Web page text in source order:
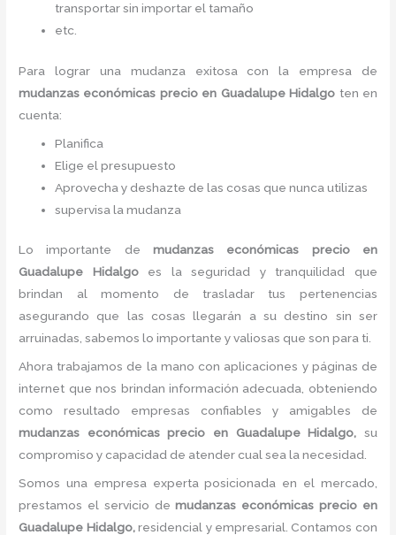
transportar sin importar el tamaño
etc.
Para lograr una mudanza exitosa con la empresa de
mudanzas económicas precioen Guadalupe Hidalgo ten en
cuenta:
Planifica
Elige el presupuesto
Aprovecha y deshazte de las cosas que nunca utilizas
supervisa la mudanza
Lo importante de mudanzas económicas precioen
Guadalupe Hidalgo es la seguridad y tranquilidad que
brindan al momento de trasladar tus pertenencias
asegurando que las cosas llegarán a su destino sin ser
arruinadas, sabemos lo importante y valiosas que son para ti.
Ahora trabajamos de la mano con aplicaciones y páginas de
internet que nos brindan información adecuada, obteniendo
como resultado empresas confiables y amigables de
mudanzas económicas precio en Guadalupe Hidalgo, su
compromiso y capacidad de atender cual sea la necesidad.
Somos una empresa experta posicionada en el mercado,
prestamos el servicio demudanzas económicas precio en
Guadalupe Hidalgo,residencial y empresarial. Contamos con